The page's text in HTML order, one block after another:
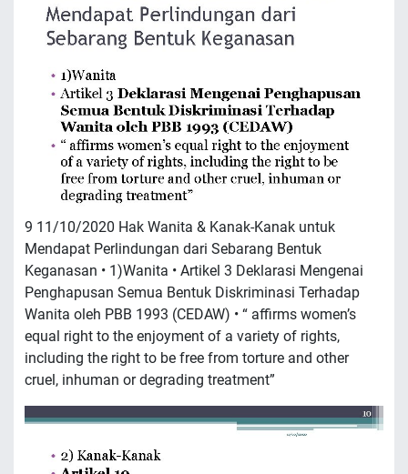
9 11/10/2020 Hak Wanita & Kanak-Kanak untuk
Mendapat Perlindungan dari Sebarang Bentuk
Keganasan • 1)Wanita • Artikel 3 Deklarasi Mengenai
Penghapusan Semua Bentuk Diskriminasi Terhadap
Wanita oleh PBB 1993 (CEDAW) • “ affirms women’s
equal right to the enjoyment of a variety of rights,
including the right to be free from torture and other
cruel, inhuman or degrading treatment”